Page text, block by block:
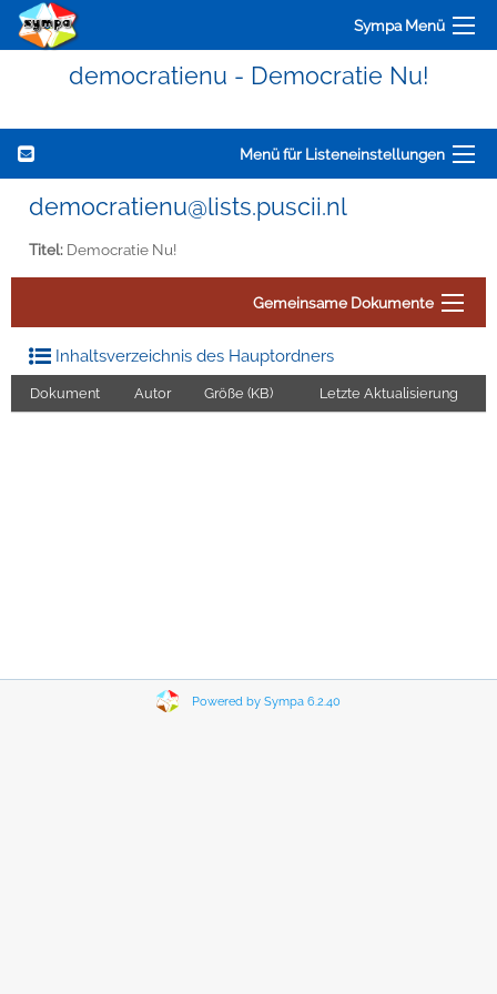
Sympa Menü
democratienu - Democratie Nu!
Menü für Listeneinstellungen
democratienu@lists.puscii.nl
Titel: Democratie Nu!
Gemeinsame Dokumente
Inhaltsverzeichnis des Hauptordners
Dokument Autor Größe (KB) Letzte Aktualisierung
Powered by Sympa 6.2.40